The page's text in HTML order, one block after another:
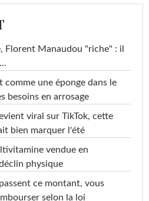
Florent Manaudou "riche" : il
une éponge dans le
besoins en arrosage
viral sur TikTok, cette
bien marquer l'été
vendue en
physique
ce montant, vous
selon la loi